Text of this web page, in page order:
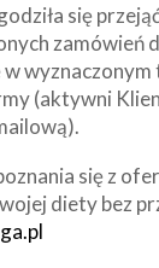
się
zamówień
w
(aktywni
się z
diety bez